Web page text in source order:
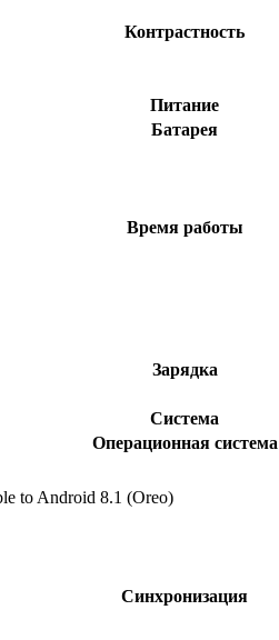
Контрастность
Питание
Батарея
Время работы
Зарядка
Система
Операционная система
to Android 8.1 (Oreo)
Синхронизация